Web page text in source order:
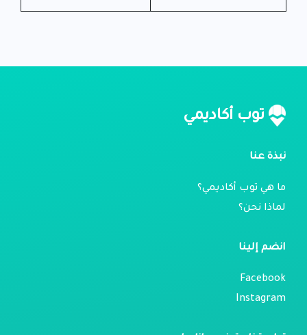
توب أكاديمي
نبذة عنا
ما هي توب أكاديمي؟
لماذا نحن؟
انضم إلينا
Facebook
Instagram